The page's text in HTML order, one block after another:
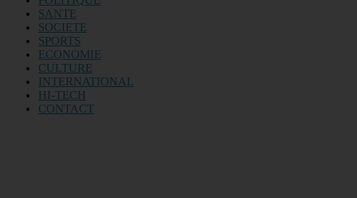
SANTE
SOCIETE
SPORTS
ECONOMIE
CULTURE
INTERNATIONAL
HI-TECH
CONTACT